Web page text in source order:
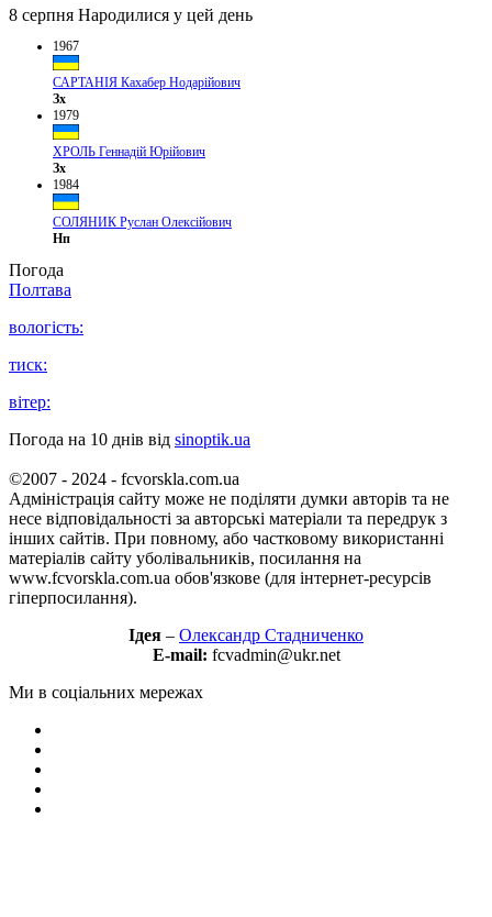
8 серпня Народилися у цей день
1967
САРТАНІЯ Кахабер Нодарійович
Зх
1979
ХРОЛЬ Геннадій Юрійович
Зх
1984
СОЛЯНИК Руслан Олексійович
Нп
Погода
Полтава
вологість:
тиск:
вітер:
Погода на 10 днів від sinoptik.ua
©2007 - 2024 - fcvorskla.com.ua
Адміністрація сайту може не поділяти думки авторів та не
несе відповідальності за авторські матеріали та передрук з
інших сайтів. При повному, або частковому використанні
матеріалів сайту уболівальників, посилання на
www.fcvorskla.com.ua обов'язкове (для інтернет-ресурсів
гіперпосилання).
Ідея – Олександр Стадниченко
E-mail: fcvadmin@ukr.net
Ми в соціальних мережах